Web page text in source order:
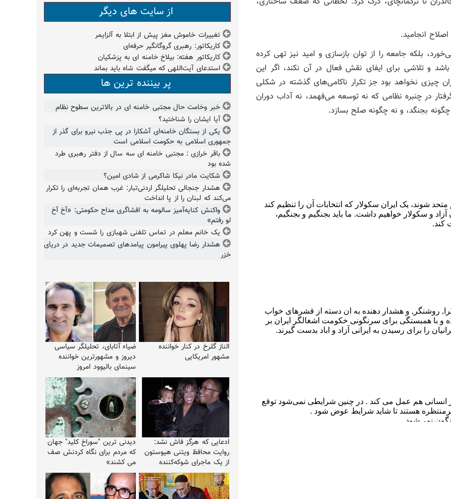
انجامید.
بلکه جامعه را از توان بازسازی و امید نیز تهی کرده
و تلاشی برای ایفای نقش فعال در آن نکند، اگر این
چیزی نخواهد بود جز تکرار ناکامی‌های گذشته در شکلی
در چنبره‌ نظامی که نه توسعه می‌فهمد، نه آداب دوران
بجنگد، و نه چگونه صلح بسازد.
از سایت های دیگر
تغییرات خاموش مغز پیش از ابتلا به آلزایمر
کاریکاتور: رهبری گروگانگیر حرفه‌ای
کاریکاتور هفته: بیلاخ خامنه ای به پزشکیان
استدعای آیت‌اللهی که میگفت شاه باید بماند
پر بیننده ترین ها
خبر وخامت حال مجتبی خامنه ای در بالاترین سطوح نظام
آیا ایشان را شناختید؟
یکی از بستگان خامنه‌ای آشکارا در پی جذب نیرو برای گذر از
جمهوری اسلامی به حکومت اسلامی است
باقر خرازی : مجتبی خامنه ای سه سال از دفتر رهبری طرد
شده بود
شکایت مادر نیکا شاکرمی از شادی امین؟
هشدار جنجالی تحلیلگر اردنی‌تبار: غرب همان تجربه‌ای را تکرار
می‌کند که لبنان را از پا انداخت
واکنش کنایه‌آمیز سالومه به افشاگری مداح حکومتی: «آخ آخ
لو رفتم»
یک خانم معلم در تماس تلفنی شهبازی را شست و پهن کرد
هشدار رضا پهلوی پیرامون پیامدهای تصمیمات جدید در دریای
خزر
ضیاء آتابای، تحلیلگر سیاسی
دیروز و مشهورترین خواننده
سینمای بالیوود امروز
الناز گلرخ در کنار خواننده
مشهور امریکایی
دیدنی ترین "سوراخ کلید" جهان
که مردم برای نگاه کردنش صف
می کشند»
ادعایی که هرگز فاش نشد:
روایت محافظ ویتنی هیوستون
از یک ماجرای شوکه‌کننده